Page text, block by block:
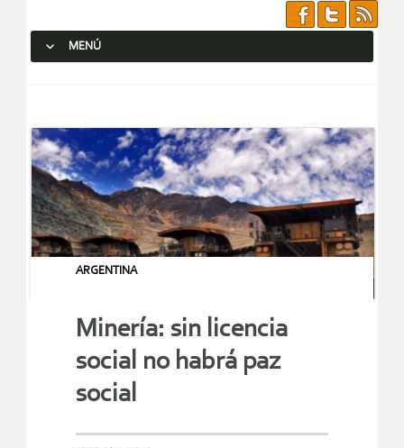
MENÚ
ARGENTINA
Minería: sin licencia
social no habrá paz
social